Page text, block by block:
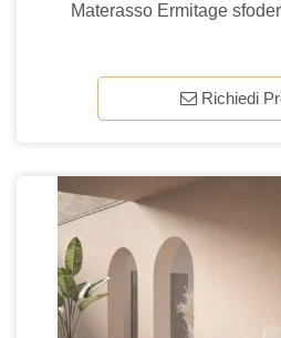
Materasso Ermitage
Richiedi